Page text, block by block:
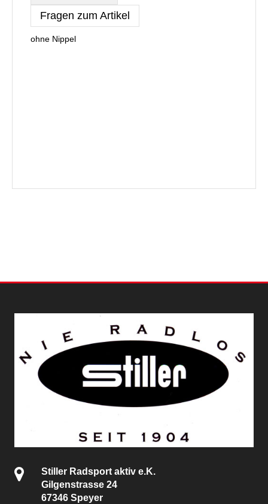
Fragen zum Artikel
ohne Nippel
Stiller Radsport aktiv e.K.
Gilgenstrasse 24
67346 Speyer